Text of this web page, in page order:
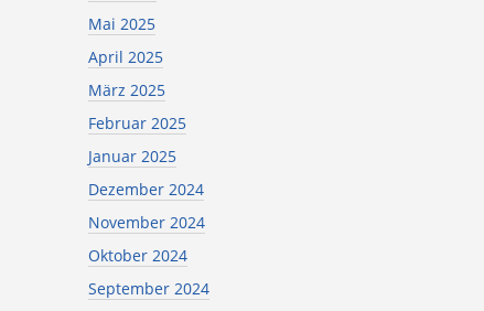
Mai 2025
April 2025
März 2025
Februar 2025
Januar 2025
Dezember 2024
November 2024
Oktober 2024
September 2024